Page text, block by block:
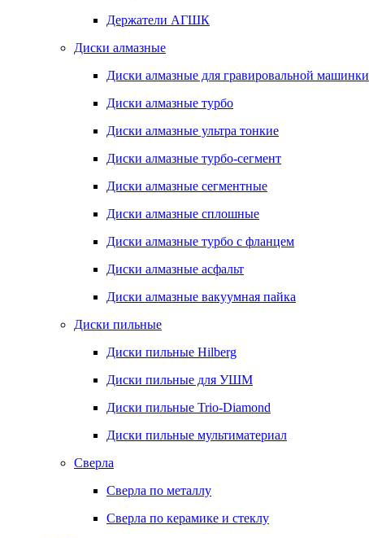
Держатели АГШК
Диски алмазные
Диски алмазные для гравировальной машинки
Диски алмазные турбо
Диски алмазные ультра тонкие
Диски алмазные турбо-сегмент
Диски алмазные сегментные
Диски алмазные сплошные
Диски алмазные турбо с фланцем
Диски алмазные асфальт
Диски алмазные вакуумная пайка
Диски пильные
Диски пильные Hilberg
Диски пильные для УШМ
Диски пильные Trio-Diamond
Диски пильные мультиматериал
Сверла
Сверла по металлу
Сверла по керамике и стеклу